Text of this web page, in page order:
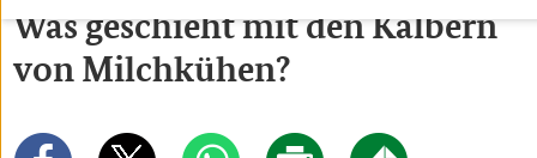
Was geschieht mit den Kälbern
von Milchkühen?